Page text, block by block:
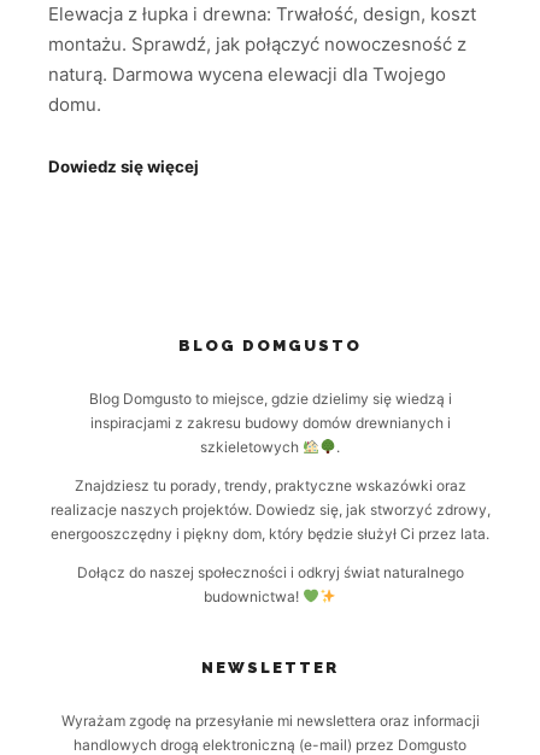
Elewacja z łupka i drewna: Trwałość, design, koszt
montażu. Sprawdź, jak połączyć nowoczesność z
naturą. Darmowa wycena elewacji dla Twojego
domu.
Dowiedz się więcej
BLOG DOMGUSTO
Blog Domgusto to miejsce, gdzie dzielimy się wiedzą i
inspiracjami z zakresu budowy domów drewnianych i
szkieletowych
.
Znajdziesz tu porady, trendy, praktyczne wskazówki oraz
realizacje naszych projektów. Dowiedz się, jak stworzyć zdrowy,
energooszczędny i piękny dom, który będzie służył Ci przez lata.
Dołącz do naszej społeczności i odkryj świat naturalnego
budownictwa!
NEWSLETTER
Wyrażam zgodę na przesyłanie mi newslettera oraz informacji
handlowych drogą elektroniczną (e-mail) przez Domgusto